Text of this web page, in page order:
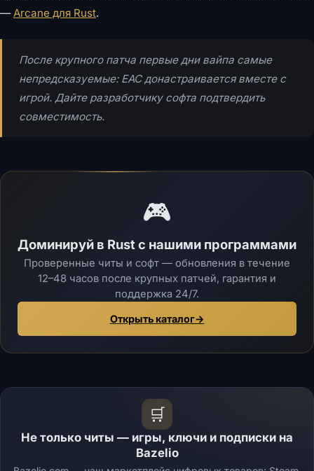
—Arcane для Rust.
После крупного патча первые дни вайпа самые
непредсказуемые: EAC донастраивается вместе с
игрой. Дайте разработчику софта подтвердить
совместимость.
🎮
Доминируй в Rust с нашими программами
Проверенные читы и софт — обновления в течение
12–48 часов после крупных патчей, гарантия и
поддержка 24/7.
Открыть каталог→
🛒
Не только читы — игры, ключи и подписки на
Bazelio